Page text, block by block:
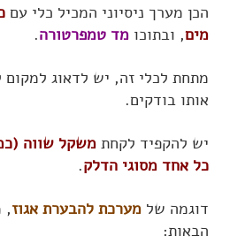
הכן מערך ניסיוני המכיל כלי עם
מים, ובתוכו מד טמפרטורה.
מתחת לכלי זה, יש לדאוג
אותו בודקים.
יש להקפיד לקחת משקל שווה
כל אחד מסוגי הדלק.
דוגמה של מערכת להבערת אגוז,
הבאות: